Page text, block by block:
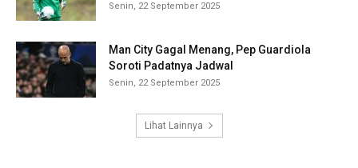
Senin, 22 September 2025
Man City Gagal Menang, Pep Guardiola
Soroti Padatnya Jadwal
Senin, 22 September 2025
Lihat Lainnya